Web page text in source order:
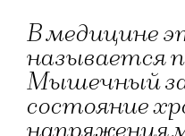
В медицине
называется
Мышечный
состояние